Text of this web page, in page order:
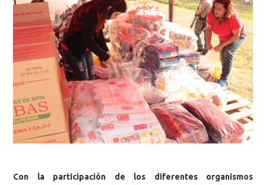
Con la participación de los diferentes organismos